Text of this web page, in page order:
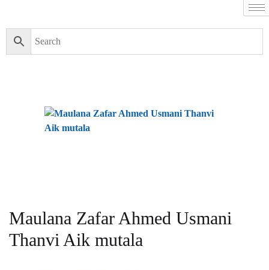
Maulana Zafar Ahmed Usmani
Thanvi Aik mutala